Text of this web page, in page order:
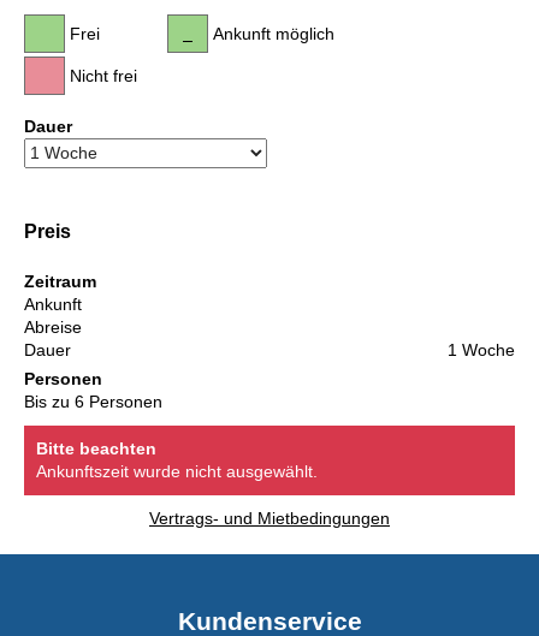
Frei
Nicht frei
Ankunft möglich
Dauer
Preis
Zeitraum
Ankunft
Abreise
Dauer
1 Woche
Personen
Bis zu 6 Personen
Bitte beachten
Ankunftszeit wurde nicht ausgewählt.
Vertrags- und Mietbedingungen
Kundenservice